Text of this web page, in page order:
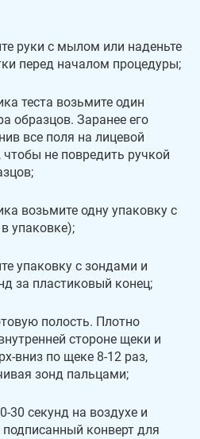
руки с мылом или наденьте
перед началом процедуры;
теста возьмите один
образцов. Заранее его
все поля на лицевой
чтобы не повредить ручкой
возьмите одну упаковку с
упаковке);
упаковку с зондами и
за пластиковый конец;
полость. Плотно
стороне щеки и
вниз по щеке 8-12 раз,
зонд пальцами;
30 секунд на воздухе и
подписанный конверт для